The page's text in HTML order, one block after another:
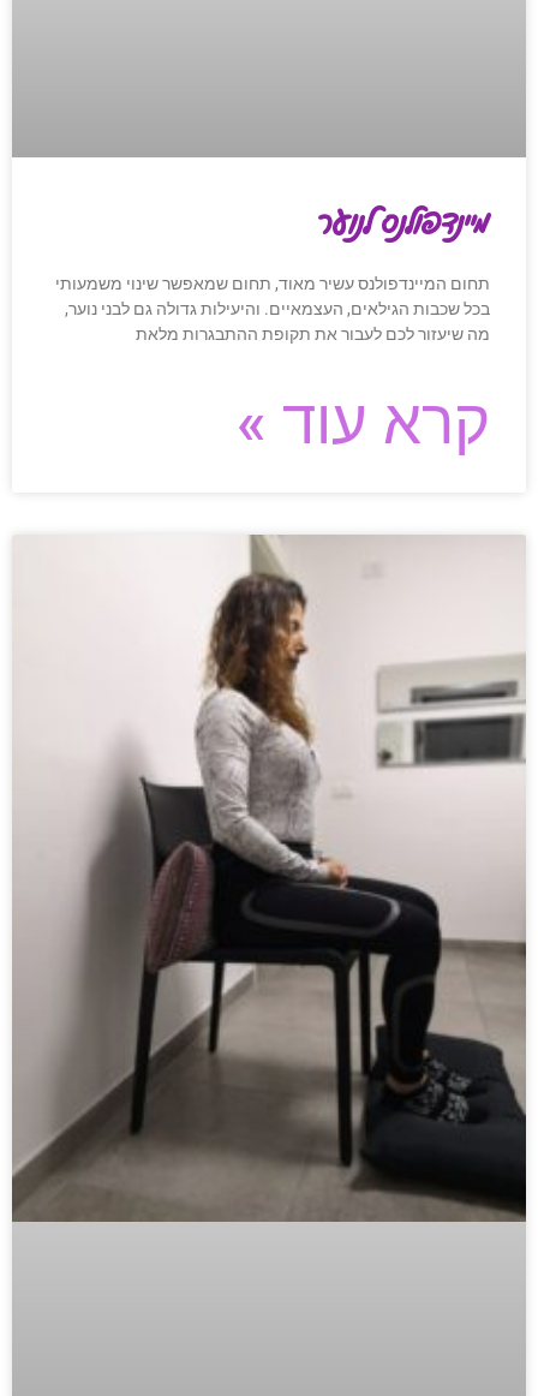
מיינדפולנס לנוער
תחום המיינדפולנס עשיר מאוד, תחום שמאפשר שינוי משמעותי
בכל שכבות הגילאים, העצמאיים. והיעילות גדולה גם לבני נוער,
מה שיעזור לכם לעבור את תקופת ההתבגרות מלאת
קרא עוד »